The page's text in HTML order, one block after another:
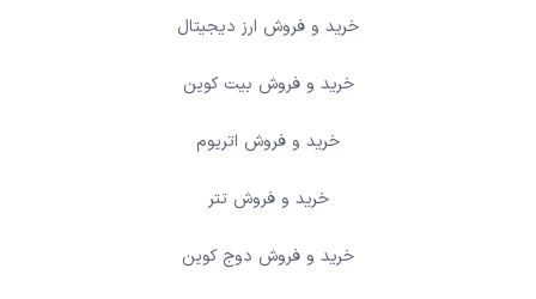
خرید و فروش ارز دیجیتال
خرید و فروش بیت کوین
خرید و فروش اتریوم
خرید و فروش تتر
خرید و فروش دوج کوین